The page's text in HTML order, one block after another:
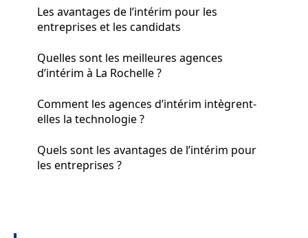
Les avantages de l’intérim pour les
entreprises et les candidats
Quelles sont les meilleures agences
d’intérim à La Rochelle ?
Comment les agences d’intérim intègrent-
elles la technologie ?
Quels sont les avantages de l’intérim pour
les entreprises ?